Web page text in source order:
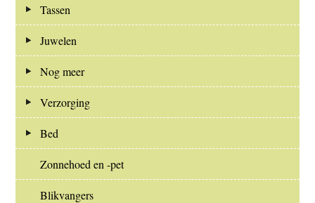
Tassen
Juwelen
Nog meer
Verzorging
Bed
Zonnehoed en -pet
Blikvangers